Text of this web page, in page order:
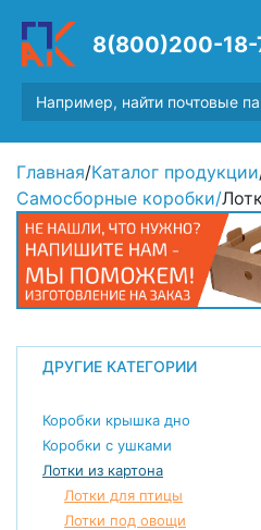
8(800)200-18-
Главная/Каталог продукции
Самосборные коробки/
ДРУГИЕ КАТЕГОРИИ
Коробки крышка дно
Коробки с ушками
Лотки из картона
Лотки для птицы
Лотки под овощи